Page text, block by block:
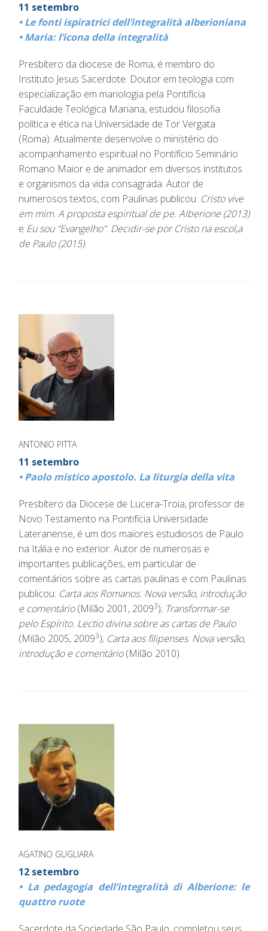
11 setembro
• Le fonti ispiratrici dell’integralità alberioniana
• Maria: l’icona della integralità
Presbítero da diocese de Roma, é membro do
Instituto Jesus Sacerdote. Doutor em teologia com
especialização em mariologia pela Pontifícia
Faculdade Teológica Mariana, estudou filosofia
política e ética na Universidade de Tor Vergata
(Roma). Atualmente desenvolve o ministério do
acompanhamento espiritual no Pontifício Seminário
Romano Maior e de animador em diversos institutos
e organismos da vida consagrada. Autor de
numerosos textos, com Paulinas publicou: Cristo vive
em mim. A proposta espiritual de pe. Alberione (2013)
e Eu sou “Evangelho". Decidir-se por Cristo na escol,a
de Paulo (2015).
ANTONIO PITTA
11 setembro
• Paolo mistico apostolo. La liturgia della vita
Presbítero da Diocese de Lucera-Troia, professor de
Novo Testamento na Pontifícia Universidade
Lateranense, é um dos maiores estudiosos de Paulo
na Itália e no exterior. Autor de numerosas e
importantes publicações, em particular de
comentários sobre as cartas paulinas e com Paulinas
publicou: Carta aos Romanos. Nova versão, introdução
e comentário(Milão 2001, 20093); Transformar-se
pelo Espírito. Lectio divina sobre as cartas de Paulo
(Milão 2005, 20093); Carta aos filipenses. Nova versão,
introdução e comentário(Milão 2010).
AGATINO GUGLIARA
12 setembro
• La pedagogia dell’integralità di Alberione: le
quattro ruote